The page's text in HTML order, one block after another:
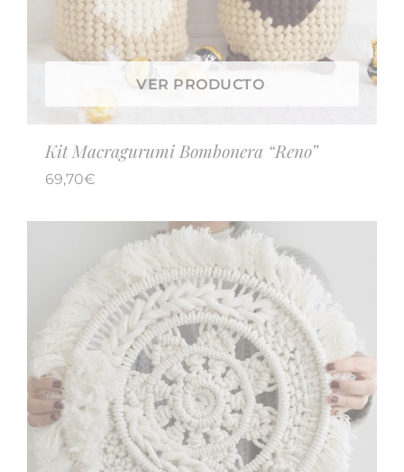
VER PRODUCTO
Kit Macragurumi Bombonera “Reno”
69,70€